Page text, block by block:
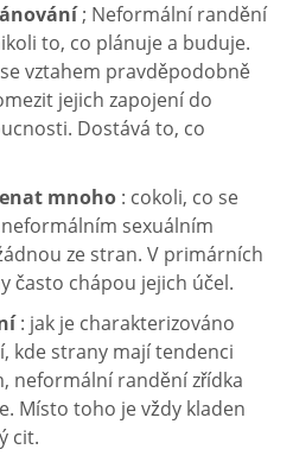
; Neformální randění
to, co plánuje a buduje.
vztahem pravděpodobně
jejich zapojení do
Dostává to, co
mnoho : cokoli, co se
sexuálním
ze stran. V primárních
často chápou jejich účel.
: jak je charakterizováno
kde strany mají tendenci
neformální randění zřídka
Místo toho je vždy kladen
cit.